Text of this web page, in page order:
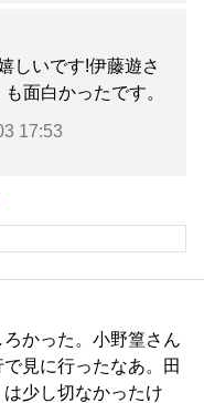
しいです!伊藤遊さ
面白かったです。
17:53
かった。小野篁さん
見に行ったなあ。田
少し切なかったけ